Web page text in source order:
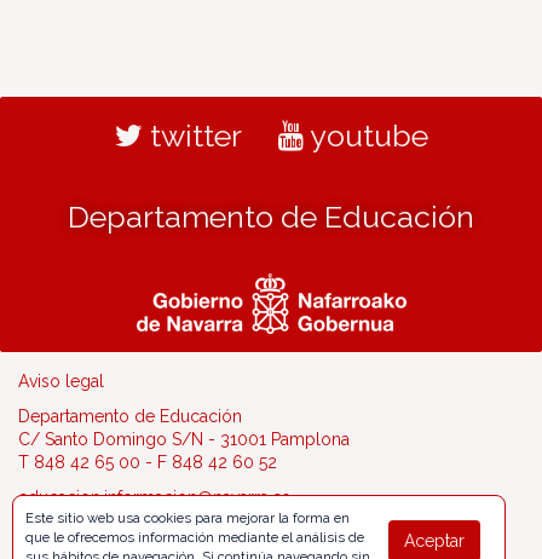
twitter youtube
Departamento de Educación
Aviso legal
Departamento de Educación
C/ Santo Domingo S/N - 31001 Pamplona
T 848 42 65 00 - F 848 42 60 52
educacion.informacion@navarra.es
Aceptar
Este sitio web usa cookies para mejorar la forma en
que le ofrecemos información mediante el análisis de